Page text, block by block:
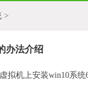
>
办法介绍
拟机上安装win10系